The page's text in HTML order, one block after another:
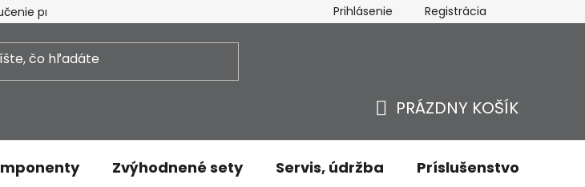
pre spotrebiteľa Vrátenie tovaru - odstúpenie od zmluvy Ochrana osobných údajov
Prihlásenie Registrácia
KOŠÍK
PRÁZDNY KOŠÍK
Zvýhodnené sety Servis, údržba Príslušenstvo